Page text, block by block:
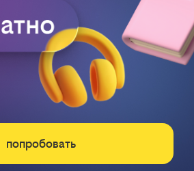
попробовать